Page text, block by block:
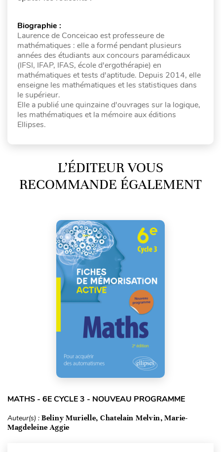
Biographie :
Laurence de Conceicao est professeure de
mathématiques : elle a formé pendant plusieurs
années des étudiants aux concours paramédicaux
(IFSI, IFAP, IFAS, école d'ergothérapie) en
mathématiques et tests d'aptitude. Depuis 2014, elle
enseigne les mathématiques et les statistiques dans
le supérieur.
Elle a publié une quinzaine d'ouvrages sur la logique,
les mathématiques et la mémoire aux éditions
Ellipses.
L’ÉDITEUR VOUS
RECOMMANDE ÉGALEMENT
MATHS - 6E CYCLE 3 - NOUVEAU PROGRAMME
Auteur(s) : Beliny Murielle, Chatelain Melvin, Marie-
Magdeleine Aggie